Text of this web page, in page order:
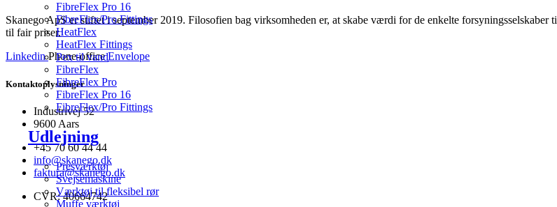
FibreFlex Pro 16
FibreFlex/Pro Fittings
HeatFlex
HeatFlex Fittings
Pex til vand
FibreFlex
FibreFlex Pro
FibreFlex Pro 16
FibreFlex/Pro Fittings
Udlejning
Presværktøj
Svejsemaskine
Værktøj til fleksibel rør
Muffe værktøj
Skanego ApS er stiftet i september 2019. Filosofien bag virksomheden er, at skabe værdi for de enkelte
til fair priser.
Linkedin Phone-office Envelope
Kontaktoplysninger
Industrivej 52
9600 Aars
+45 70 60 44 44
info@skanego.dk
faktura@skanego.dk
CVR: 40664742